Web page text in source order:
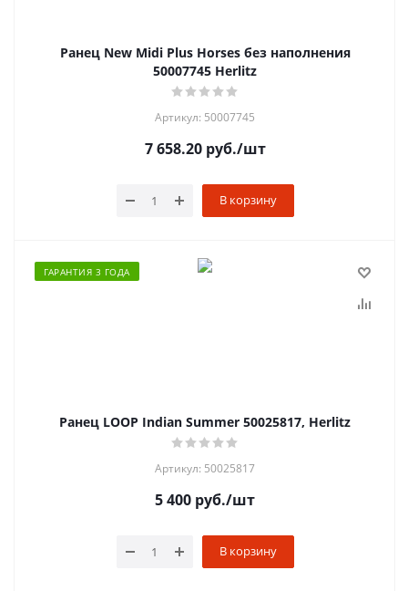
Ранец New Midi Plus Horses без наполнения
50007745 Herlitz
Артикул: 50007745
7 658.20руб./шт
В корзину
ГАРАНТИЯ 3 ГОДА
Ранец LOOP Indian Summer 50025817, Herlitz
Артикул: 50025817
5 400 руб./шт
В корзину